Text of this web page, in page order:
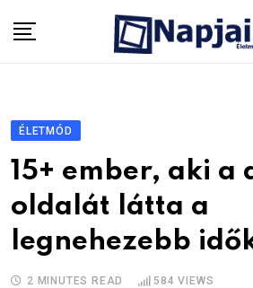
ÉLETMÓD
15+ ember, aki a
oldalát látta a
legnehezebb
2 MINUTES READ 584 VIEWS